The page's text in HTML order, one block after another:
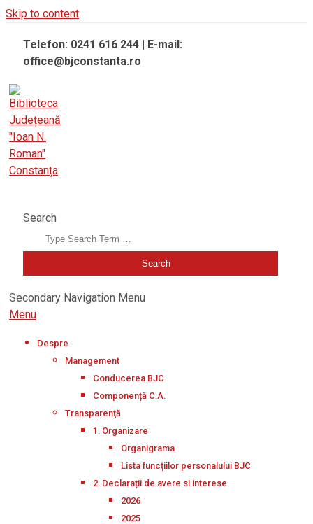
Skip to content
Telefon: 0241 616 244 | E-mail:
office@bjconstanta.ro
Search
Secondary Navigation Menu
Menu
Despre
Management
Conducerea BJC
Componență C.A.
Transparenţă
1. Organizare
Organigrama
Lista funcțiilor personalului BJC
2. Declarații de avere si interese
2026
2025